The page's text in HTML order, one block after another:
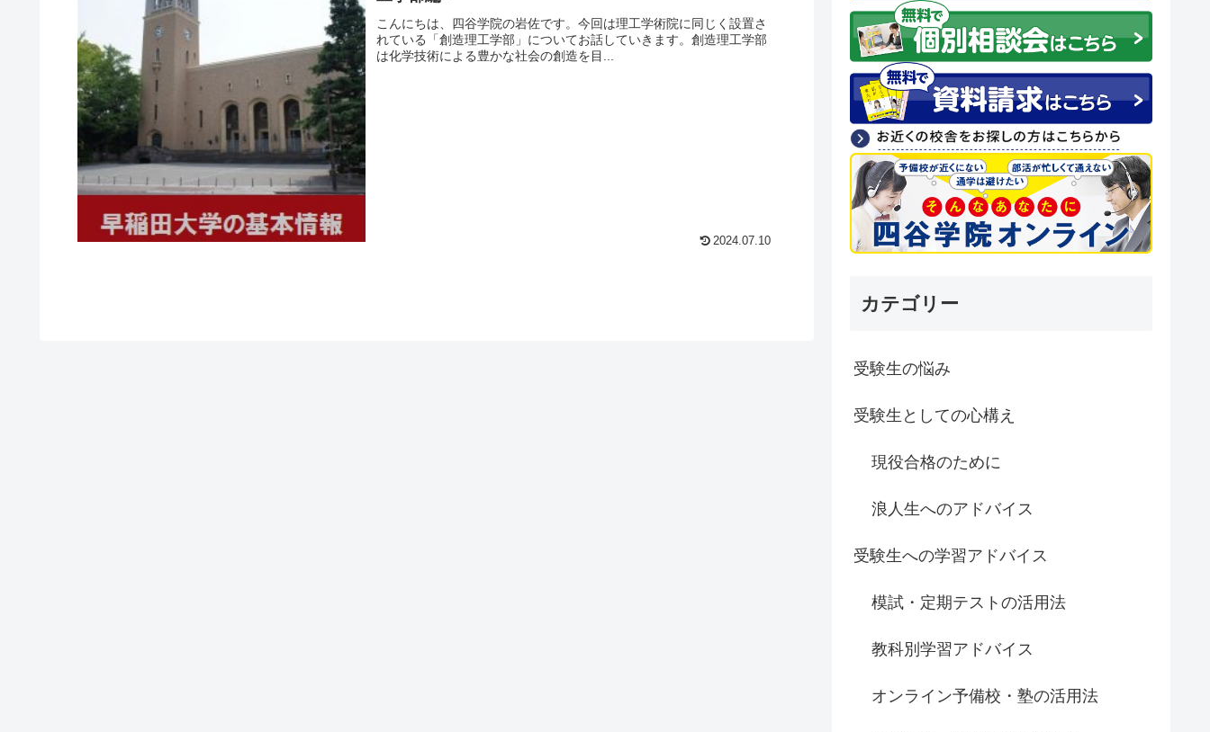
こんにちは、四谷学院の岩佐です。今回は理工学術院に同じく設置さ
れている「創造理工学部」についてお話していきます。創造理工学部
は化学技術による豊かな社会の創造を目...
2024.07.10
カテゴリー
受験生の悩み
受験生としての心構え
現役合格のために
浪人生へのアドバイス
受験生への学習アドバイス
模試・定期テストの活用法
教科別学習アドバイス
オンライン予備校・塾の活用法